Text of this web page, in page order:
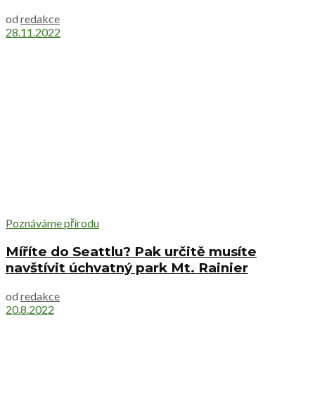
od redakce
28.11.2022
Poznáváme přírodu
Míříte do Seattlu? Pak určitě musíte
navštívit úchvatný park Mt. Rainier
od redakce
20.8.2022